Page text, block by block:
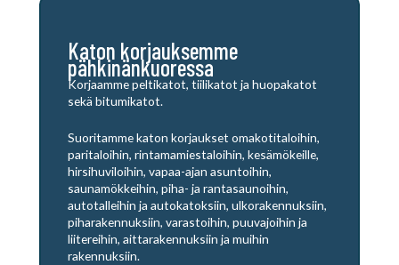
Katon korjauksemme
pähkinänkuoressa
Korjaamme peltikatot, tiilikatot ja huopakatot
sekä bitumikatot.
Suoritamme katon korjaukset omakotitaloihin,
paritaloihin, rintamamiestaloihin, kesämökeille,
hirsihuviloihin, vapaa-ajan asuntoihin,
saunamökkeihin, piha- ja rantasaunoihin,
autotalleihin ja autokatoksiin, ulkorakennuksiin,
piharakennuksiin, varastoihin, puuvajoihin ja
liitereihin, aittarakennuksiin ja muihin
rakennuksiin.